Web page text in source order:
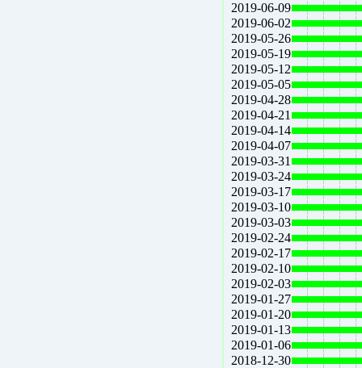
2019-06-09
2019-06-02
2019-05-26
2019-05-19
2019-05-12
2019-05-05
2019-04-28
2019-04-21
2019-04-14
2019-04-07
2019-03-31
2019-03-24
2019-03-17
2019-03-10
2019-03-03
2019-02-24
2019-02-17
2019-02-10
2019-02-03
2019-01-27
2019-01-20
2019-01-13
2019-01-06
2018-12-30